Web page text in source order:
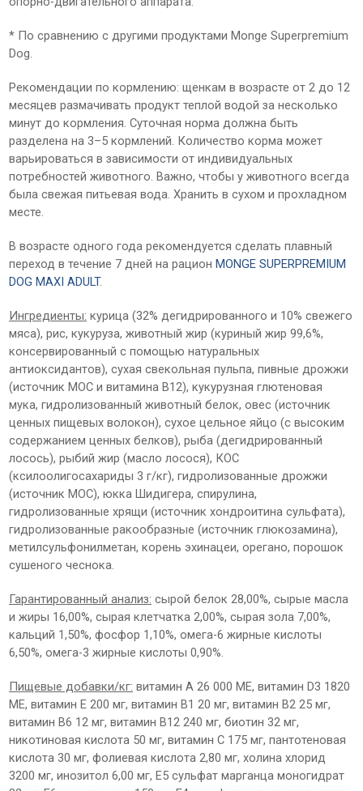
* По сравнению с другими продуктами Monge Superpremium
Dog.
Рекомендации по кормлению: щенкам в возрасте от 2 до 12
месяцев размачивать продукт теплой водой за несколько
минут до кормления. Суточная норма должна быть
разделена на 3–5 кормлений. Количество корма может
варьироваться в зависимости от индивидуальных
потребностей животного. Важно, чтобы у животного всегда
была свежая питьевая вода. Хранить в сухом и прохладном
месте.
В возрасте одного года рекомендуется сделать плавный
переход в течение 7 дней на рацион MONGE SUPERPREMIUM
DOG MAXI ADULT.
Ингредиенты: курица (32% дегидрированного и 10% свежего
мяса), рис, кукуруза, животный жир (куриный жир 99,6%,
консервированный с помощью натуральных
антиоксидантов), сухая свекольная пульпа, пивные дрожжи
(источник МОС и витамина B12), кукурузная глютеновая
мука, гидролизованный животный белок, овес (источник
ценных пищевых волокон), сухое цельное яйцо (с высоким
содержанием ценных белков), рыба (дегидрированный
лосось), рыбий жир (масло лосося), КОС
(ксилоолигосахариды 3 г/кг), гидролизованные дрожжи
(источник МОС), юкка Шидигера, спирулина,
гидролизованные хрящи (источник хондроитина сульфата),
гидролизованные ракообразные (источник глюкозамина),
метилсульфонилметан, корень эхинацеи, орегано, порошок
сушеного чеснока.
Гарантированный анализ: сырой белок 28,00%, сырые масла
и жиры 16,00%, сырая клетчатка 2,00%, сырая зола 7,00%,
кальций 1,50%, фосфор 1,10%, омега-6 жирные кислоты
6,50%, омега-3 жирные кислоты 0,90%.
Пищевые добавки/кг: витамин А 26 000 МЕ, витамин D3 1820
МЕ, витамин Е 200 мг, витамин В1 20 мг, витамин В2 25 мг,
витамин В6 12 мг, витамин В12 240 мг, биотин 32 мг,
никотиновая кислота 50 мг, витамин С 175 мг, пантотеновая
кислота 30 мг, фолиевая кислота 2,80 мг, холина хлорид
3200 мг, инозитол 6,00 мг, Е5 сульфат марганца моногидрат